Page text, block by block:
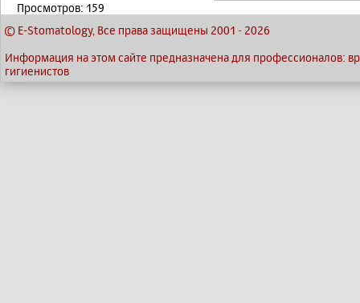
Просмотров: 159
© E-Stomatology, Все права защищены 2001 - 2026
Информация на этом сайте предназначена для профессионалов:
гигиенистов